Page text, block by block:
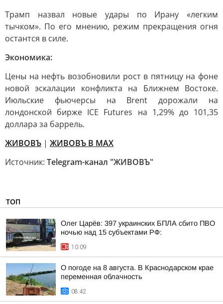
Трамп назвал новые удары по Ирану «легким
тычком». По его мнению, режим прекращения огня
остантся в силе.
Экономика:
Цены на нефть возобновили рост в пятницу на фоне
новой эскалации конфликта на Ближнем Востоке.
Июльские фьючерсы на Brent дорожали на
лондонской бирже ICE Futures на 1,29% до 101,35
доллара за баррель.
ЖИВОВЪ | ЖИВОВЪ В МАХ
Источник: Telegram-канал "ЖИВОВЪ"
ТОП
Олег Царёв: 397 украинских БПЛА сбито ПВО
ночью над 15 субъектами РФ:
10:09
О погоде на 8 августа. В Краснодарском крае
переменная облачность
08:42